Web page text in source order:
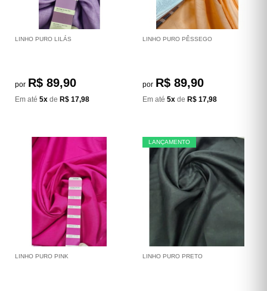
LINHO PURO LILÁS
por R$ 89,90
Em até 5x de R$ 17,98
LINHO PURO PÊSSEGO
por R$ 89,90
Em até 5x de R$ 17,98
LINHO PURO PINK
LANÇAMENTO
LINHO PURO PRETO